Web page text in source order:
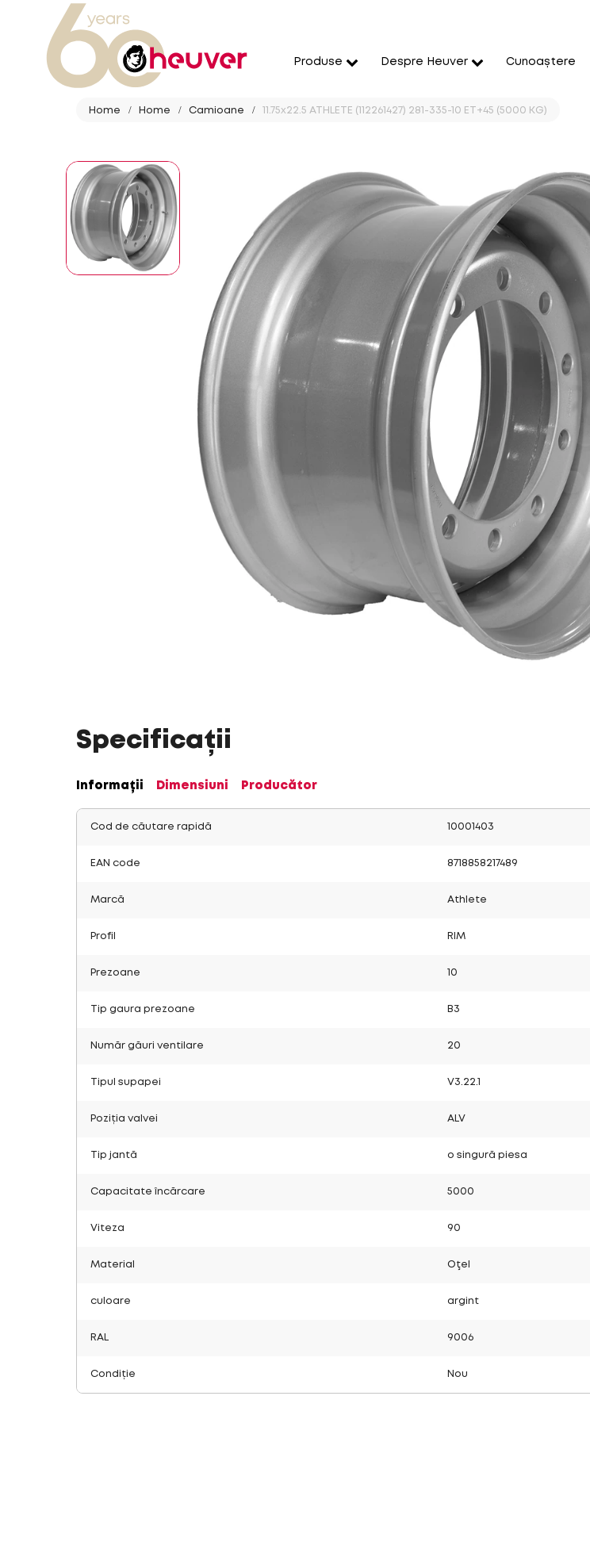
Produse Despre Heuver Cunoaștere
Home Home Camioane 11.75x22.5 ATHLETE (112261427) 281-335-10 ET+45 (5000 KG)
Specificații
Informații Dimensiuni Producător
Cod de căutare rapidă 10001403
EAN code 8718858217489
Marcă Athlete
Profil RIM
Prezoane 10
Tip gaura prezoane B3
Număr găuri ventilare 20
Tipul supapei V3.22.1
Poziția valvei ALV
Tip jantă o singură piesa
Capacitate încărcare 5000
Viteza 90
Material Oţel
culoare argint
RAL 9006
Condiție Nou